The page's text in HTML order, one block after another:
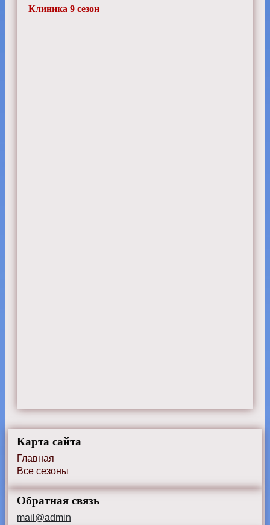
Клиника 9 сезон
Карта сайта
Главная
Все сезоны
Обратная связь
mail@admin